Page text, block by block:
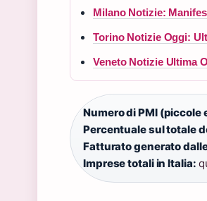
Milano Notizie:
Torino Notizie Oggi:
Veneto Notizie Ultima
Numero di PMI (piccole
Percentuale sul totale
Fatturato generato
Imprese totali in Italia: